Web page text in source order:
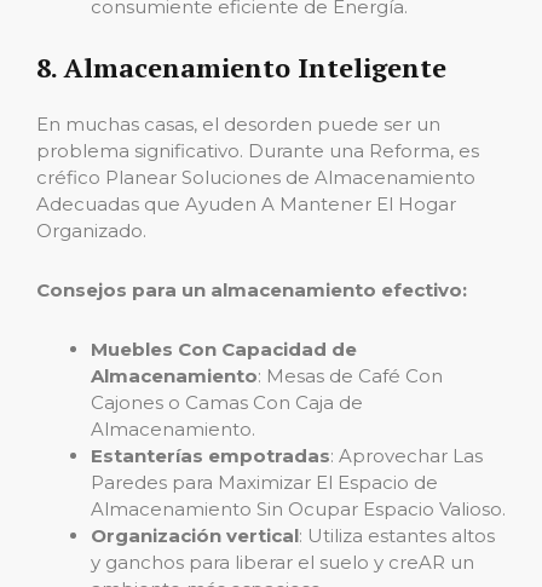
consumiente eficiente de Energía.
8. Almacenamiento Inteligente
En muchas casas, el desorden puede ser un
problema significativo. Durante una Reforma, es
créfico Planear Soluciones de Almacenamiento
Adecuadas que Ayuden A Mantener El Hogar
Organizado.
Consejos para un almacenamiento efectivo:
Muebles Con Capacidad de
Almacenamiento: Mesas de Café Con
Cajones o Camas Con Caja de
Almacenamiento.
Estanterías empotradas: Aprovechar Las
Paredes para Maximizar El Espacio de
Almacenamiento Sin Ocupar Espacio Valioso.
Organización vertical: Utiliza estantes altos
y ganchos para liberar el suelo y creAR un